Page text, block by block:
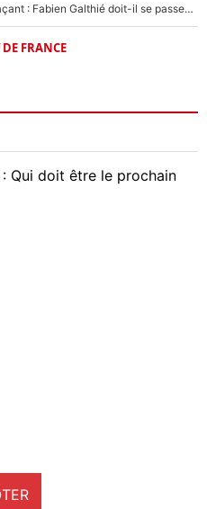
Le XV de France a trouvé son remplaçant : Fabien Galthié doit-il se passer d'Antoine Dupont ?
FRANCE
Qui doit être le prochain